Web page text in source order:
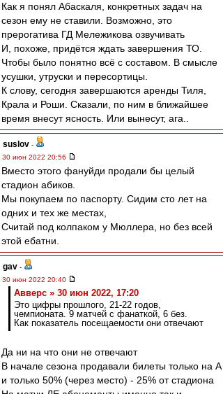
Как я понял Абаскаля, конкретных задач на
сезон ему не ставили. Возможно, это
прерогатива ГД Мележикова озвучивать
И, похоже, придётся ждать завершения ТО.
Чтобы было понятно всё с составом. В смысле
усушки, утруски и пересортицы.
К слову, сегодня завершаются аренды Тиля,
Крала и Роши. Сказали, по ним в ближайшее
время внесут ясность. Или вынесут, ага..
suslov -
30 июн 2022 20:56
Вместо этого фануйди продали бы целый
стадион абиков.
Мы покупаем по паспорту. Сидим сто лет на
одних и тех же местах,
Считай под колпаком у Мюллера, но без всей
этой ебатни.
gav -
30 июн 2022 20:40
Авверс » 30 июн 2022, 17:20
Это цифры прошлого, 21-22 годов,
чемпионата. 9 матчей с фанаткой, 6 без.
Как показатель посещаемости они отвечают
Да ни на что они не отвечают
В начале сезона продавали билеты только на А
и только 50% (через место) - 25% от стадиона